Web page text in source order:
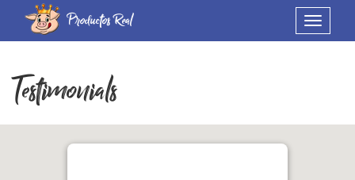
Toggle
Productos Real
Testimonials